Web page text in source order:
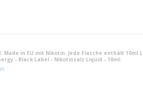
Made in EU mit Nikotin. Jede Flasche enthält
- Black Label - Nikotinsalz Liquid - 10ml: